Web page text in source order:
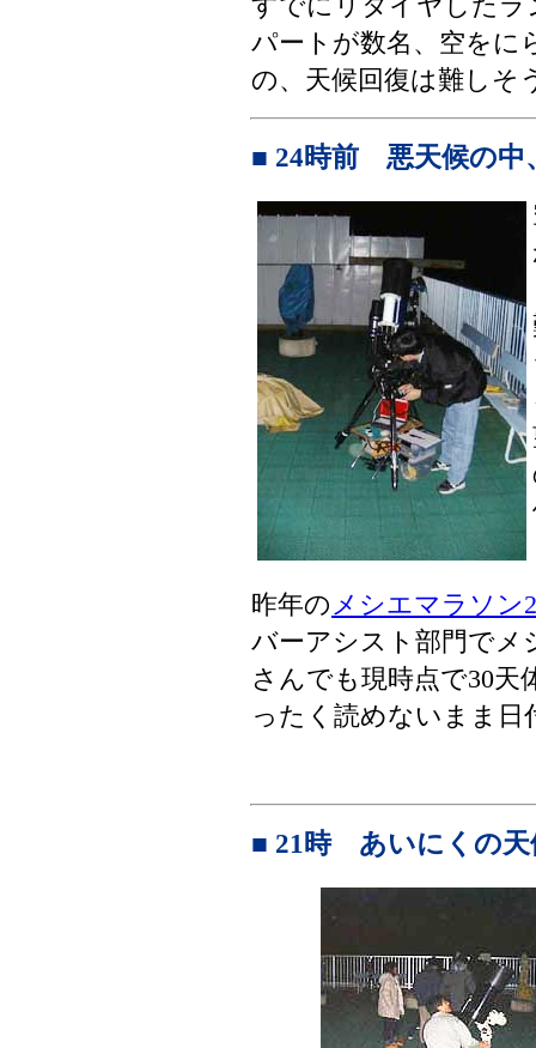
パートが数名、空をに
の、天候回復は難しそ
■ 24時前 悪天候の中
昨年の メシエマラソン
バーアシスト部門でメ
さんでも現時点で30天
ったく読めないまま
■ 21時 あいにくの天